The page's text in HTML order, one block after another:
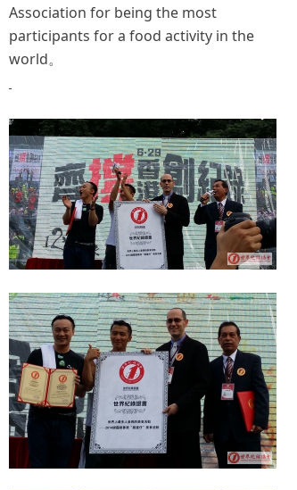
Association for being the most
participants for a food activity in the
world。